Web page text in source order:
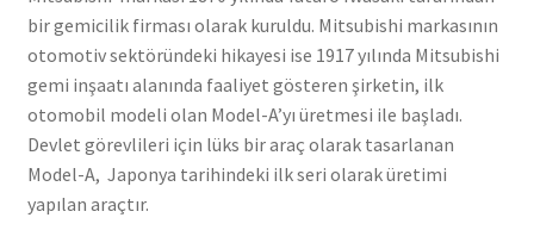
bir gemicilik firması olarak kuruldu. Mitsubishi markasının
otomotiv sektöründeki hikayesi ise 1917 yılında Mitsubishi
gemi inşaatı alanında faaliyet gösteren şirketin, ilk
otomobil modeli olan Model-A’yı üretmesi ile başladı.
Devlet görevlileri için lüks bir araç olarak tasarlanan
Model-A, Japonya tarihindeki ilk seri olarak üretimi
yapılan araçtır.